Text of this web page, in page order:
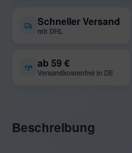
Schneller Versand
mit DHL
ab 59 €
Versandkostenfrei in DE
Beschreibung